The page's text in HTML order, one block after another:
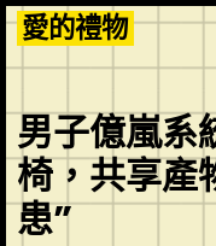
Skip
to
content
愛的禮物
男子億嵐系
椅，共享產
患”